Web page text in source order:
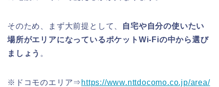
そのため、まず大前提として、
自宅や自分の使いたい
場所がエリアになっているポケットWi-Fiの中から選び
ましょう 。
※ドコモのエリア⇒ https://www.nttdocomo.co.jp/area/